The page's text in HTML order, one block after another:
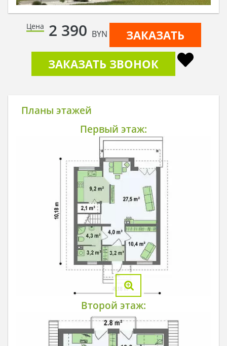
Цена 2 390 BYN
ЗАКАЗАТЬ
ЗАКАЗАТЬ ЗВОНОК
Планы этажей
Первый этаж:
Второй этаж: